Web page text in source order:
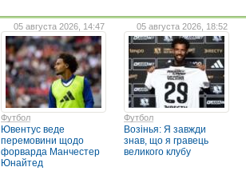
05 августа 2026, 14:47
Футбол
Ювентус веде
перемовини щодо
форварда Манчестер
Юнайтед
05 августа 2026, 18:52
Футбол
Возінья: Я завжди
знав, що я гравець
великого клубу